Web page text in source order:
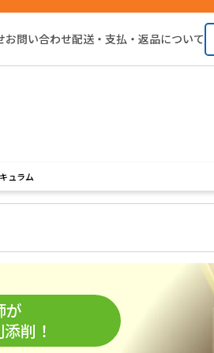
お問い合わせ配送・支払・返品について
ュラム
が
削！